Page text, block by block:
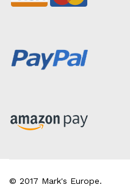
© 2017 Mark's Europe.